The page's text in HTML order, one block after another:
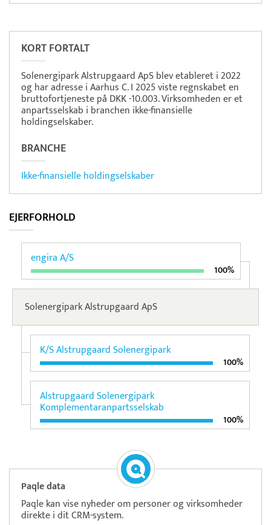
KORT FORTALT
Solenergipark Alstrupgaard ApS blev etableret i 2022
og har adresse i Aarhus C. I 2025 viste regnskabet en
bruttofortjeneste på DKK -10.003. Virksomheden er et
anpartsselskab i branchen ikke-finansielle
holdingselskaber.
BRANCHE
Ikke-finansielle holdingselskaber
EJERFORHOLD
engira A/S
100%
Solenergipark Alstrupgaard ApS
K/S Alstrupgaard Solenergipark
100%
Alstrupgaard Solenergipark
Komplementaranpartsselskab
100%
Paqle data
Paqle kan vise nyheder om personer og virksomheder
direkte i dit CRM-system.